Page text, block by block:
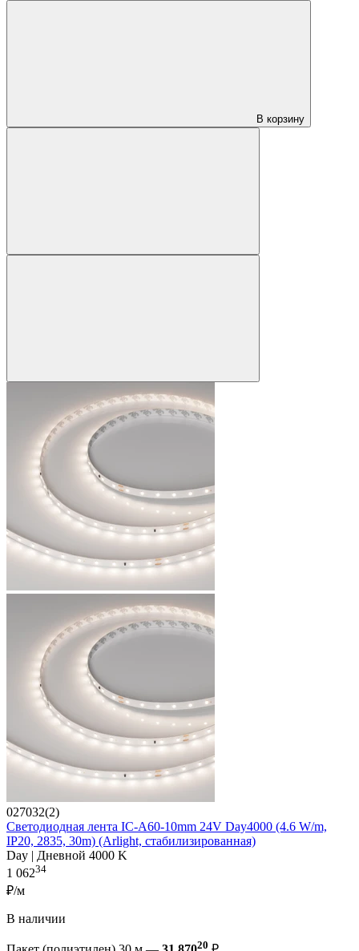
В корзину
027032(2)
Светодиодная лента IC-A60-10mm 24V Day4000 (4.6 W/m,
IP20, 2835, 30m) (Arlight, стабилизированная)
Day | Дневной 4000 K
1 06234
₽/м
В наличии
20